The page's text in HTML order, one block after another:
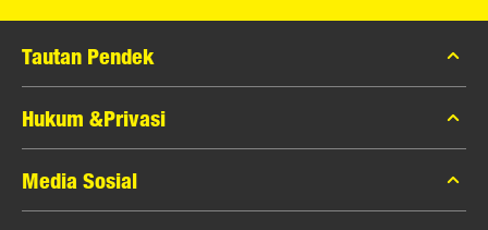
Tautan Pendek
Katalog MANN-FILTER
Pencari MANN-FILTER
Peras
Hukum &Privasi
Privasi Data
Pemberitahuan Hukum
Media Sosial